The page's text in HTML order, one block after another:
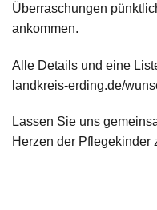
Überraschungen
ankommen.
Alle Details und eine
landkreis-erding.de/
Lassen Sie uns
Herzen der Pflegekinder